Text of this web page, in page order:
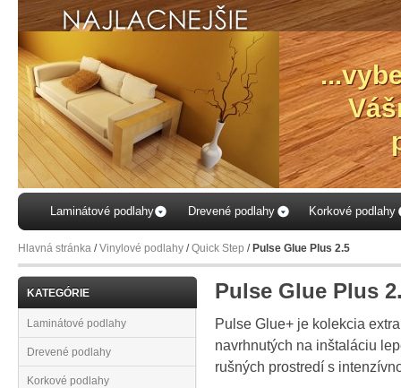
Laminátové podlahy Drevené podlahy Korkové podlahy
Hlavná stránka /Vinylové podlahy /Quick Step / Pulse Glue Plus 2.5
KATEGÓRIE
Laminátové podlahy
Drevené podlahy
Korkové podlahy
Pulse Glue Plus
Pulse Glue+ je kolekcia
navrhnutých na inštaláciu
rušných prostredí s